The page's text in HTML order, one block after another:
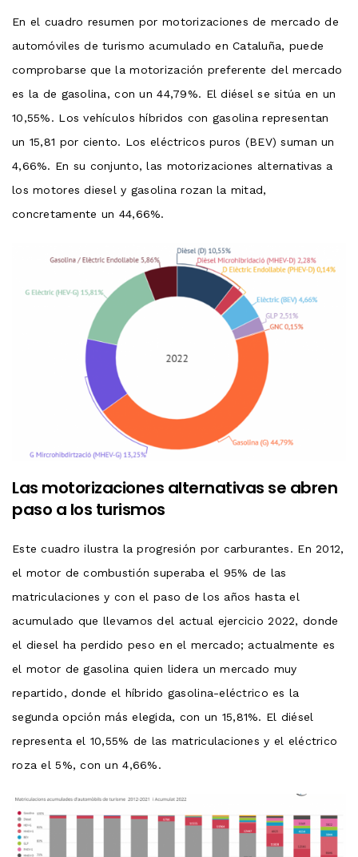
En el cuadro resumen por motorizaciones de mercado de
automóviles de turismo acumulado en Cataluña, puede
comprobarse que la motorización preferente del mercado
es la de gasolina, con un 44,79%. El diésel se sitúa en un
10,55%. Los vehículos híbridos con gasolina representan
un 15,81 por ciento. Los eléctricos puros (BEV) suman un
4,66%. En su conjunto, las motorizaciones alternativas a
los motores diesel y gasolina rozan la mitad,
concretamente un 44,66%.
Las motorizaciones alternativas se abren
paso a los turismos
Este cuadro ilustra la progresión por carburantes. En 2012,
el motor de combustión superaba el 95% de las
matriculaciones y con el paso de los años hasta el
acumulado que llevamos del actual ejercicio 2022, donde
el diesel ha perdido peso en el mercado; actualmente es
el motor de gasolina quien lidera un mercado muy
repartido, donde el híbrido gasolina-eléctrico es la
segunda opción más elegida, con un 15,81%. El diésel
representa el 10,55% de las matriculaciones y el eléctrico
roza el 5%, con un 4,66%.